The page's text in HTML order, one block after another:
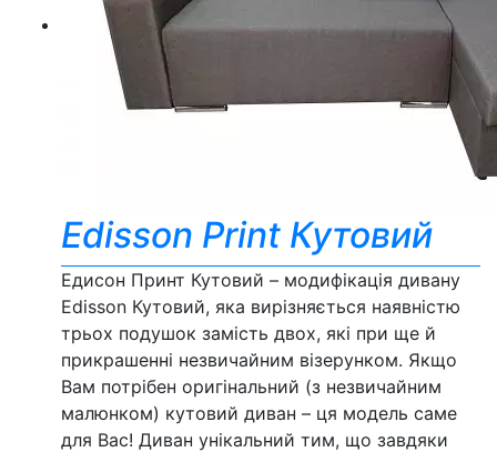
Edisson Print Кутовий
Едисон Принт Кутовий – модифікація дивану
Edisson Кутовий, яка вирізняється наявністю
трьох подушок замість двох, які при ще й
прикрашенні незвичайним візерунком. Якщо
Вам потрібен оригінальний (з незвичайним
малюнком) кутовий диван – ця модель саме
для Вас! Диван унікальний тим, що завдяки